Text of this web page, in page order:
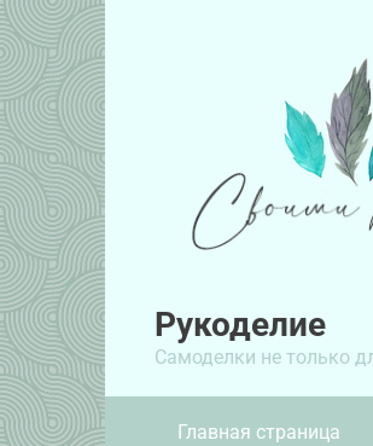
Перейти
к
контенту
Рукоделие
Самоделки не только
Главная страница